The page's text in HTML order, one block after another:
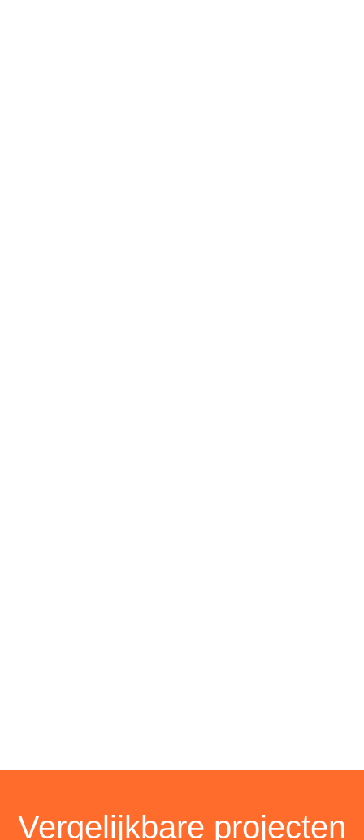
Vergelijkbare projecten